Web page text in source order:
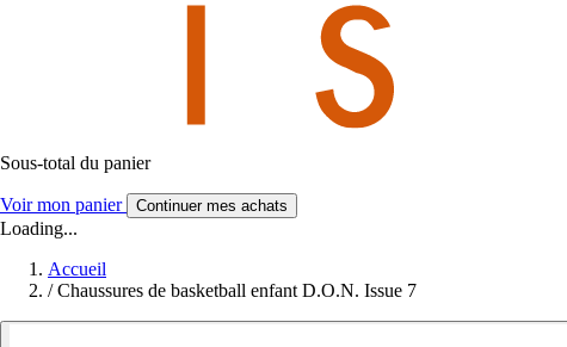
Sous-total du panier
Voir mon panier Continuer mes achats
Loading...
Accueil
/ Chaussures de basketball enfant D.O.N. Issue 7